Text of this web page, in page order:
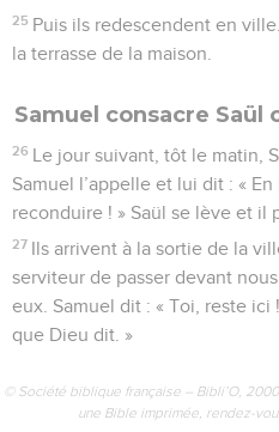
25 Puis ils redescendent en
la terrasse de la maison.
Samuel consacre Saül
26 Le jour suivant, tôt le matin,
Samuel l’appelle et lui dit : «
reconduire ! » Saül se lève et il
27 Ils arrivent à la sortie de la
serviteur de passer devant
eux. Samuel dit : « Toi, reste
que Dieu dit. »
© Société biblique française – Bibli’O,
une Bible imprimée, rendez-